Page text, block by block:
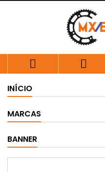
 
INÍCIO
MARCAS
BANNER